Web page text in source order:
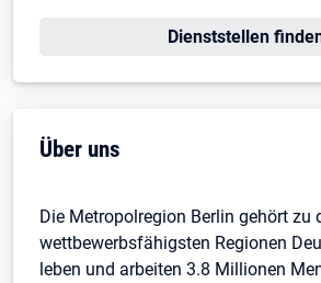
Dienststellen
Über uns
Die Metropolregion Berlin gehört zu
wettbewerbsfähigsten Regionen
leben und arbeiten 3.8 Millionen